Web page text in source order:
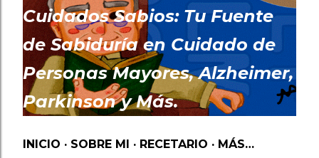
Cuidados Sabios: Tu Fuente
de Sabiduría en Cuidado de
Personas Mayores, Alzheimer,
Parkinson y Más.
INICIO SOBRE MI RECETARIO MÁS…